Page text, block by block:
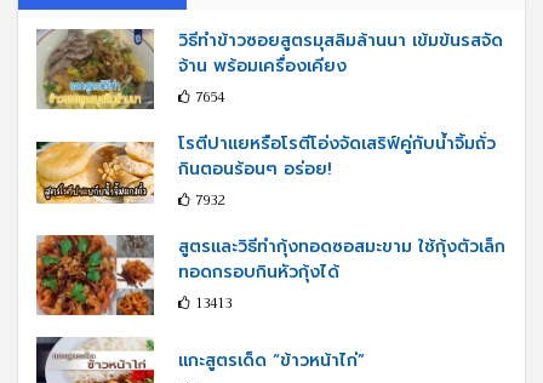
วิธีทำข้าวซอยสูตรมุสลิมล้านนา เข้มข้นรสจัด
จ้าน พร้อมเครื่องเคียง
7654
โรตีปาแยหรือโรตีโอ่งจัดเสริฟ์คู่กับนํ้าจิ้มถั่ว
กินตอนร้อนๆ อร่อย!
7932
สูตรและวิธีทำกุ้งทอดซอสมะขาม ใช้กุ้งตัวเล็ก
ทอดกรอบกินหัวกุ้งได้
13413
แกะสูตรเด็ด “ข้าวหน้าไก่”